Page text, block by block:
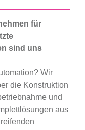
für
sind uns
Wir
die Konstruktion
und
aus